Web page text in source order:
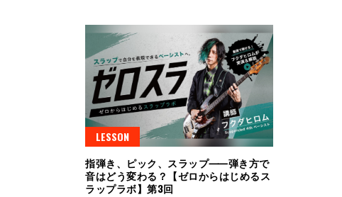
LESSON
指弾き、ピック、スラップ⸺弾き方で
音はどう変わる？【ゼロからはじめるス
ラップラボ】第3回